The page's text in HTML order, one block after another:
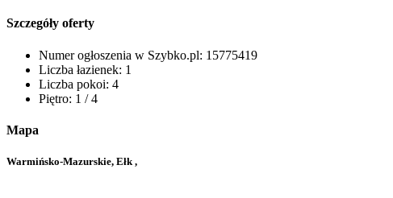
Szczegóły oferty
Numer ogłoszenia w Szybko.pl: 15775419
Liczba łazienek: 1
Liczba pokoi: 4
Piętro: 1 / 4
Mapa
Warmińsko-Mazurskie, Ełk ,